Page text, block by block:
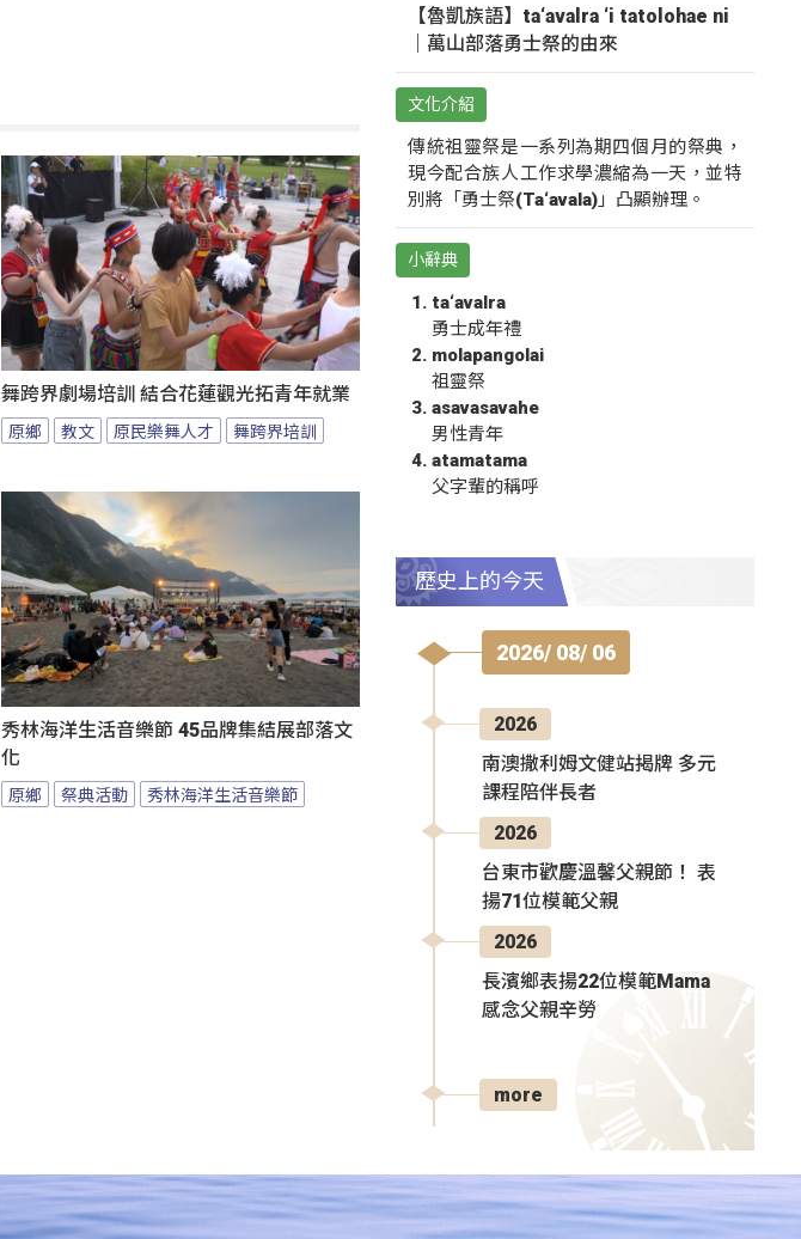
舞跨界劇場培訓 結合花蓮觀光拓青年就業
原鄉 教文 原民樂舞人才 舞跨界培訓
秀林海洋生活音樂節 45品牌集結展部落文
化
原鄉 祭典活動 秀林海洋生活音樂節
【魯凱族語】ta‘avalra ‘i tatolohae ni
｜萬山部落勇士祭的由來
文化介紹
傳統祖靈祭是一系列為期四個月的祭典，
現今配合族人工作求學濃縮為一天，並特
別將「勇士祭(Ta‘avala)」凸顯辦理。
小辭典
ta‘avalra
勇士成年禮
molapangolai
祖靈祭
asavasavahe
男性青年
atamatama
父字輩的稱呼
歷史上的今天
2026/ 08/ 06
2026
南澳撒利姆文健站揭牌 多元
課程陪伴長者
2026
台東市歡慶溫馨父親節！ 表
揚71位模範父親
2026
長濱鄉表揚22位模範Mama
感念父親辛勞
more